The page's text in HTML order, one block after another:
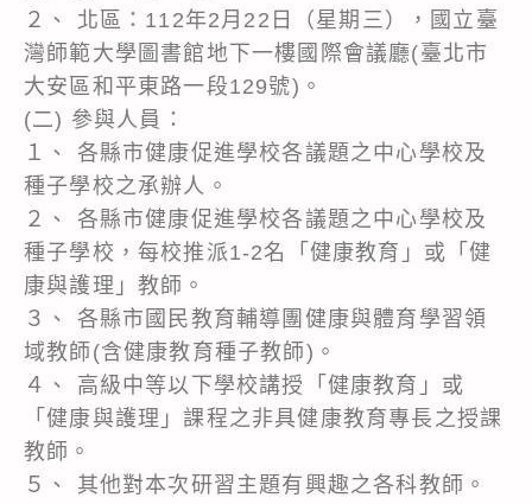
２、 北區：112年2月22日（星期三），國立臺
灣師範大學圖書館地下一樓國際會議廳(臺北市
大安區和平東路一段129號)。
(二) 參與人員：
１、 各縣市健康促進學校各議題之中心學校及
種子學校之承辦人。
２、 各縣市健康促進學校各議題之中心學校及
種子學校，每校推派1-2名「健康教育」或「健
康與護理」教師。
３、 各縣市國民教育輔導團健康與體育學習領
域教師(含健康教育種子教師)。
４、 高級中等以下學校講授「健康教育」或
「健康與護理」課程之非具健康教育專長之授課
教師。
５、 其他對本次研習主題有興趣之各科教師。